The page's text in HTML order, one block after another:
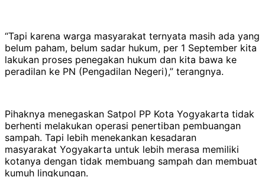
“Tapi karena warga masyarakat ternyata masih ada yang
belum paham, belum sadar hukum, per 1 September kita
lakukan proses penegakan hukum dan kita bawa ke
peradilan ke PN (Pengadilan Negeri),” terangnya.
Pihaknya menegaskan Satpol PP Kota Yogyakarta tidak
berhenti melakukan operasi penertiban pembuangan
sampah. Tapi lebih menekankan kesadaran
masyarakat Yogyakarta untuk lebih merasa memiliki
kotanya dengan tidak membuang sampah dan membuat
kumuh lingkungan.